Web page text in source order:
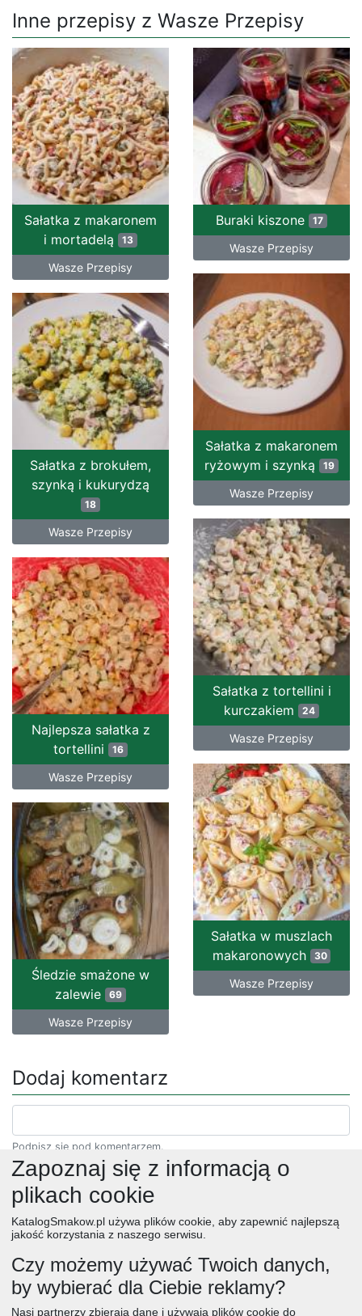
Inne przepisy z Wasze Przepisy
Sałatka z makaronem
i mortadelą 13
Wasze Przepisy
Buraki kiszone 17
Wasze Przepisy
Sałatka z makaronem
ryżowym i szynką 19
Wasze Przepisy
Sałatka z brokułem,
szynką i kukurydzą
18
Wasze Przepisy
Sałatka z tortellini i
kurczakiem 24
Wasze Przepisy
Najlepsza sałatka z
tortellini 16
Wasze Przepisy
Sałatka w muszlach
makaronowych
30
Wasze Przepisy
Śledzie smażone w
zalewie 69
Wasze Przepisy
Dodaj komentarz
Podpisz się pod komentarzem.
Zapoznaj się z informacją o
plikach cookie
KatalogSmakow.pl używa plików cookie, aby zapewnić najlepszą
jakość korzystania z naszego serwisu.
Czy możemy używać Twoich danych,
by wybierać dla Ciebie reklamy?
Nasi partnerzy zbierają dane i używają plików cookie do